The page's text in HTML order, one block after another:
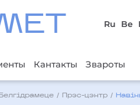
Ru Be
Кантакты Звароты
/ Прэс-цэнтр /